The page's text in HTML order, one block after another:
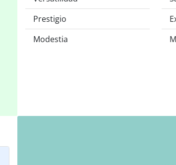
Prestigio
Modestia